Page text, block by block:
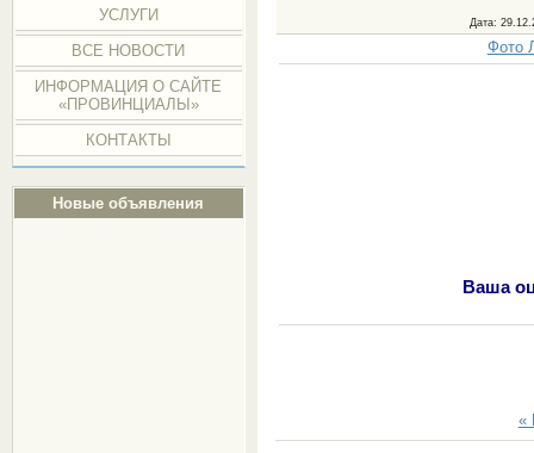
УСЛУГИ
ВСЕ НОВОСТИ
ИНФОРМАЦИЯ О САЙТЕ
«ПРОВИНЦИАЛЫ»
КОНТАКТЫ
Новые объявления
Дата:
Фото
Ваша
«